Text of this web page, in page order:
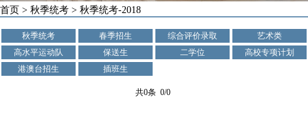
首页 > 秋季统考 > 秋季统考-2018
秋季统考 春季招生 综合评价录取
艺术类
高水平运动队
保送生 二学位
高校专项计划
港澳台招生
插班生
共0条 0/0